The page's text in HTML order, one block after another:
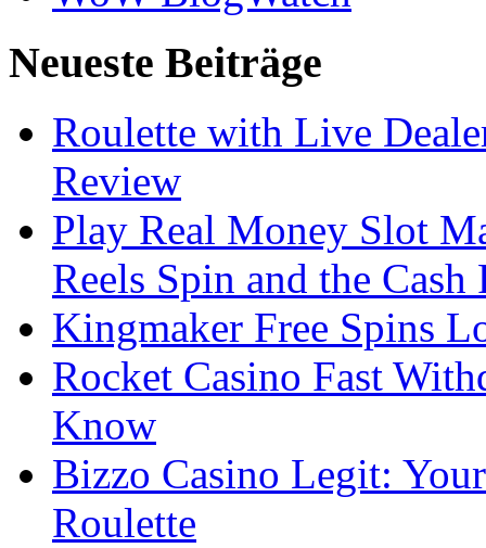
Neueste Beiträge
Roulette with Live
Review
Play Real Money Slot
Reels Spin and the Cash
Kingmaker Free Spins
Rocket Casino Fast
Know
Bizzo Casino Legit:
Roulette